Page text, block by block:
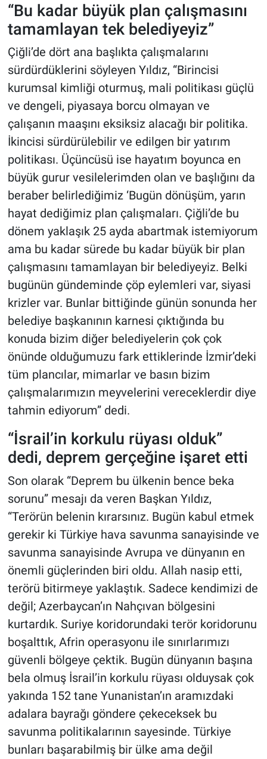
“Bu kadar büyük plan çalışmasını
tamamlayan tek belediyeyiz”
Çiğli’de dört ana başlıkta çalışmalarını
sürdürdüklerini söyleyen Yıldız, “Birincisi
kurumsal kimliği oturmuş, mali politikası güçlü
ve dengeli, piyasaya borcu olmayan ve
çalışanın maaşını eksiksiz alacağı bir politika.
İkincisi sürdürülebilir ve edilgen bir yatırım
politikası. Üçüncüsü ise hayatım boyunca en
büyük gurur vesilelerimden olan ve başlığını da
beraber belirlediğimiz ‘Bugün dönüşüm, yarın
hayat dediğimiz plan çalışmaları. Çiğli’de bu
dönem yaklaşık 25 ayda abartmak istemiyorum
ama bu kadar sürede bu kadar büyük bir plan
çalışmasını tamamlayan bir belediyeyiz. Belki
bugünün gündeminde çöp eylemleri var, siyasi
krizler var. Bunlar bittiğinde günün sonunda her
belediye başkanının karnesi çıktığında bu
konuda bizim diğer belediyelerin çok çok
önünde olduğumuzu fark ettiklerinde İzmir’deki
tüm plancılar, mimarlar ve basın bizim
çalışmalarımızın meyvelerini vereceklerdir diye
tahmin ediyorum” dedi.
“İsrail’in korkulu rüyası olduk”
dedi, deprem gerçeğine işaret etti
Son olarak “Deprem bu ülkenin bence beka
sorunu” mesajı da veren Başkan Yıldız,
“Terörün belenin kırarsınız. Bugün kabul etmek
gerekir ki Türkiye hava savunma sanayisinde ve
savunma sanayisinde Avrupa ve dünyanın en
önemli güçlerinden biri oldu. Allah nasip etti,
terörü bitirmeye yaklaştık. Sadece kendimizi de
değil; Azerbaycan’ın Nahçıvan bölgesini
kurtardık. Suriye koridorundaki terör koridorunu
boşalttık, Afrin operasyonu ile sınırlarımızı
güvenli bölgeye çektik. Bugün dünyanın başına
bela olmuş İsrail’in korkulu rüyası olduysak çok
yakında 152 tane Yunanistan’ın aramızdaki
adalara bayrağı göndere çekeceksek bu
savunma politikalarının sayesinde. Türkiye
bunları başarabilmiş bir ülke ama değil